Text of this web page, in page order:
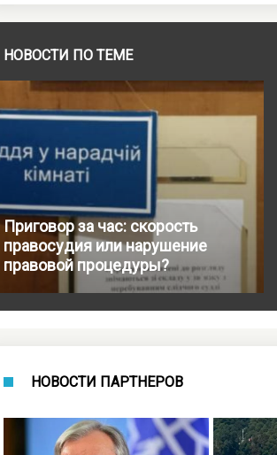
НОВОСТИ ПО ТЕМЕ
Приговор за час: скорость
правосудия или нарушение
правовой процедуры?
НОВОСТИ ПАРТНЕРОВ